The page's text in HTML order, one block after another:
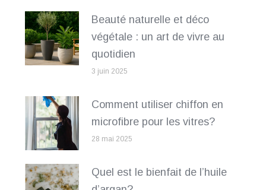
Beauté naturelle et déco
végétale : un art de vivre au
quotidien
3 juin 2025
Comment utiliser chiffon en
microfibre pour les vitres?
28 mai 2025
Quel est le bienfait de l’huile